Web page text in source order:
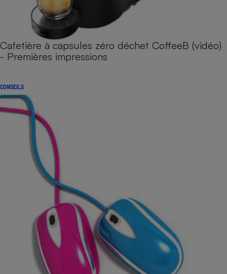
Cafetière à capsules zéro déchet CoffeeB (vidéo)
- Premières impressions
CONSEILS